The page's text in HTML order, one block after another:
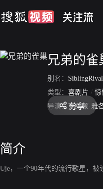
兄弟的雀
别名：
类型： 喜剧片 / 惊
导演： 克莱顿·雅
分享
简介
Uje，一个90年代的流行歌星，